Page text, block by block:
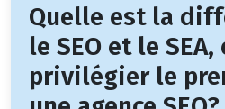
Quelle est la
le SEO et le
privilégier le